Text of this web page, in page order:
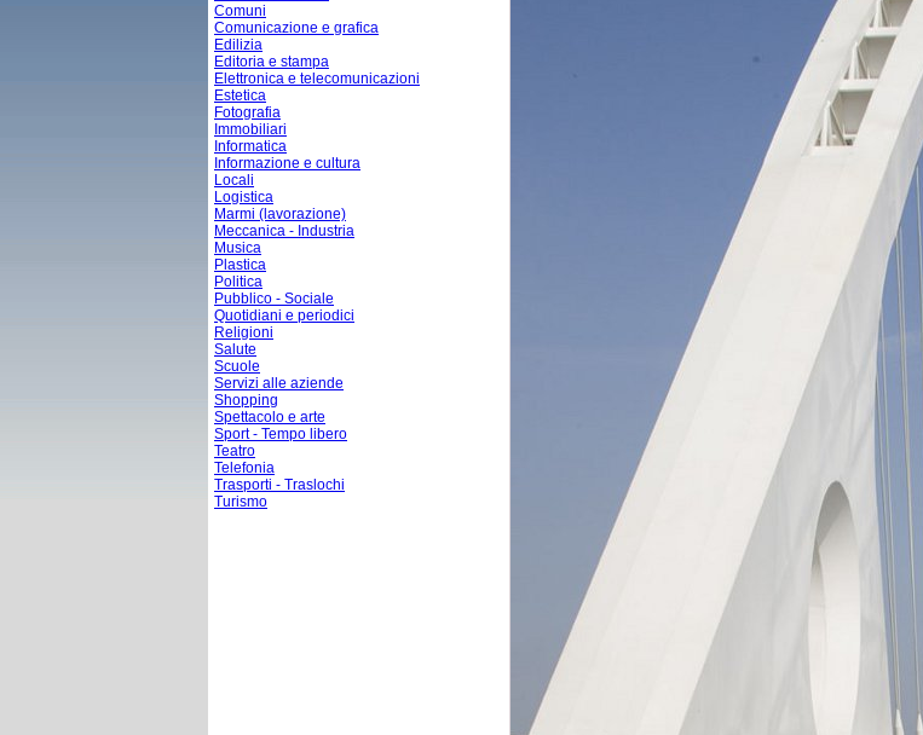
Comuni
Comunicazione e grafica
Edilizia
Editoria e stampa
Elettronica e telecomunicazioni
Estetica
Fotografia
Immobiliari
Informatica
Informazione e cultura
Locali
Logistica
Marmi (lavorazione)
Meccanica - Industria
Musica
Plastica
Politica
Pubblico - Sociale
Quotidiani e periodici
Religioni
Salute
Scuole
Servizi alle aziende
Shopping
Spettacolo e arte
Sport - Tempo libero
Teatro
Telefonia
Trasporti - Traslochi
Turismo